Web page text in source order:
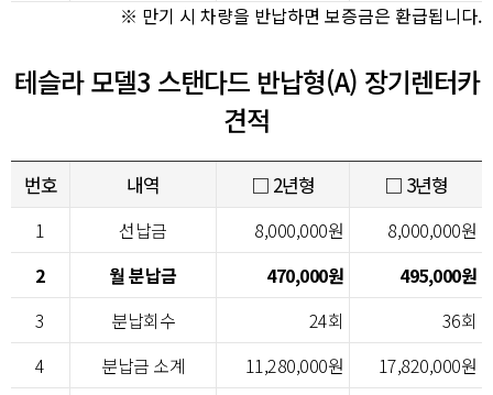
※ 만기 시 차량을 반납하면 보증금은 환급됩니다.
테슬라 모델3 스탠다드 반납형(A) 장기렌터카
견적
번호 내역 □ 2년형 □ 3년형
1 선납금 8,000,000원
8,000,000원
2
월 분납금 470,000원
495,000원
3
분납회수 24회
36회
4
분납금 소계 11,280,000원
17,820,000원